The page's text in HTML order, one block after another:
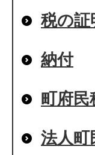
税の証
納付
町府民
法人町